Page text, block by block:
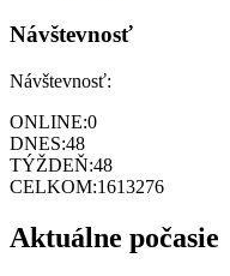
Návštevnosť
Návštevnosť:
ONLINE:0
DNES:48
TÝŽDEŇ:48
CELKOM:1613276
Aktuálne počasie